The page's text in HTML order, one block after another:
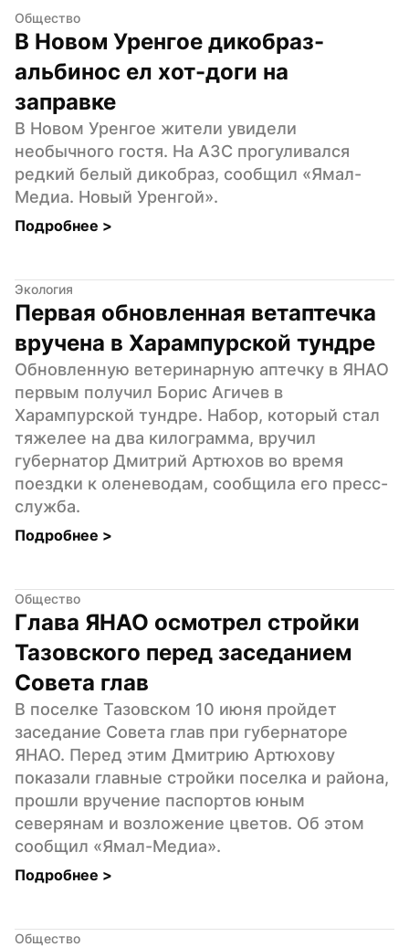
Общество
В Новом Уренгое дикобраз-
альбинос ел хот-доги на
заправке
В Новом Уренгое жители увидели
необычного гостя. На АЗС прогуливался
редкий белый дикобраз, сообщил «Ямал-
Медиа. Новый Уренгой».
Подробнее >
Экология
Первая обновленная ветаптечка
вручена в Харампурской тундре
Обновленную ветеринарную аптечку в ЯНАО
первым получил Борис Агичев в
Харампурской тундре. Набор, который стал
тяжелее на два килограмма, вручил
губернатор Дмитрий Артюхов во время
поездки к оленеводам, сообщила его пресс-
служба.
Подробнее >
Общество
Глава ЯНАО осмотрел стройки
Тазовского перед заседанием
Совета глав
В поселке Тазовском 10 июня пройдет
заседание Совета глав при губернаторе
ЯНАО. Перед этим Дмитрию Артюхову
показали главные стройки поселка и района,
прошли вручение паспортов юным
северянам и возложение цветов. Об этом
сообщил «Ямал-Медиа».
Подробнее >
Общество